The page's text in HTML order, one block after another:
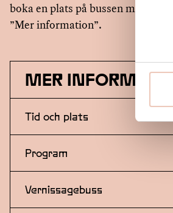
boka en plats på bussen mejla till:
”Mer information”.
MER
Tid och plats
Var: Årstads Mycket
Öppettider för utställningarna
Program
-Kl.13:00 Mejeriet: Musik av
Vernissagebuss